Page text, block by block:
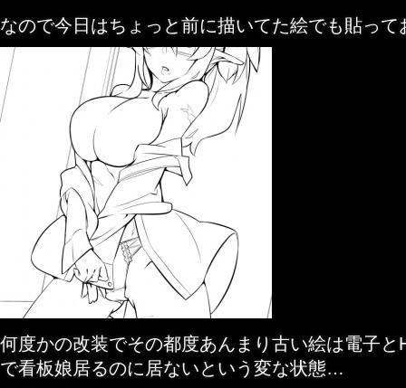
なので今日はちょっと前に描いてた絵でも貼って
何度かの改装でその都度あんまり古い絵は電子と
で看板娘居るのに居ないという変な状態…